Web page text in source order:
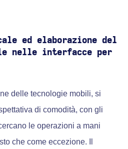
ed elaborazione del
nelle interfacce per
delle tecnologie mobili, si
di comodità, con gli
le operazioni a mani
che come eccezione. Il